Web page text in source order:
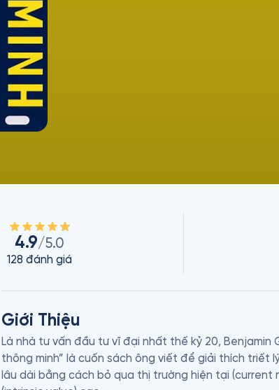
4.9/5.0
128 đánh giá
Giới Thiệu
Là nhà tư vấn đầu tư vĩ đại nhất thế kỷ 20,
thông minh” là cuốn sách ông viết để giải thích triết
lâu dài bằng cách bỏ qua thị trường hiện tại